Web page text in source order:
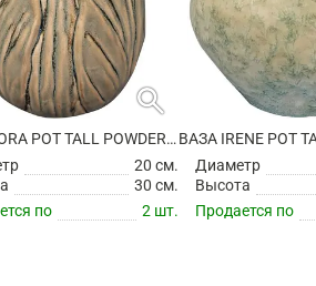
search
ВАЗА FLORA POT TALL POWDER TAUPE
20 см.
30 см.
по
2 шт.
Диаметр
Высота
Продается по